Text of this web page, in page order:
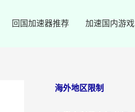
回国加速器推荐 加速国内游戏
海外地区限制